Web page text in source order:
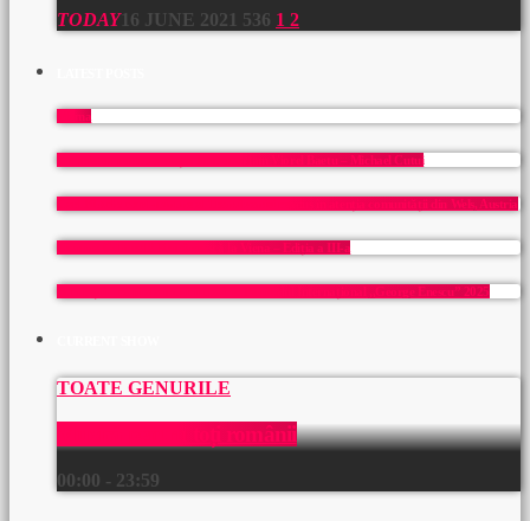
TODAY16 JUNE 2021 536 1 2
Mama
Un prieten pentru o viață: In memoriam Viorel Baetu – Michael Cutui
Carl Filtsch: copil-minune al Transilvaniei readus în atenția comunității din Wels, Austria
Toamna Culturală Românească la Viena – Ediția a III-a
București – capitala muzicii clasice: Festivalul Internațional ,,George Enescu” 2025
TOATE GENURILE
Muzică pentru toți românii
00:00 - 23:59